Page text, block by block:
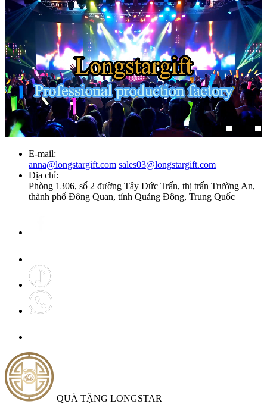
E-mail:
anna@longstargift.com sales03@longstargift.com
Địa chỉ:
Phòng 1306, số 2 đường Tây Đức Trấn, thị trấn Trường An,
thành phố Đông Quan, tỉnh Quảng Đông, Trung Quốc
QUÀ TẶNG LONGSTAR